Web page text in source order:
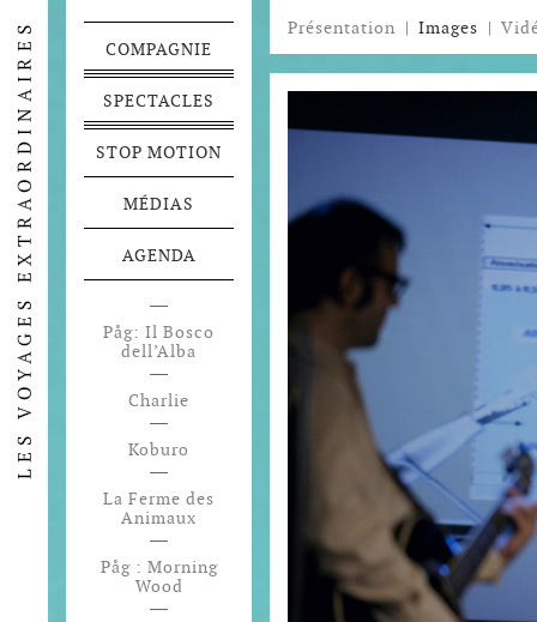
Présentation | Images |
COMPAGNIE
SPECTACLES
STOP MOTION
MÉDIAS
AGENDA
Påg: Il Bosco
dell’Alba
Charlie
Koburo
La Ferme des
Animaux
Påg : Morning
Wood